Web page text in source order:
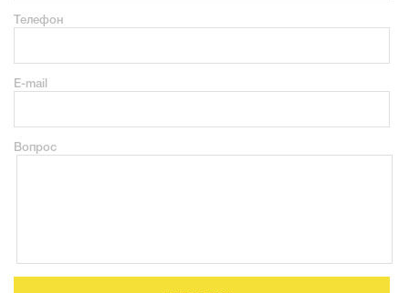
Телефон
E-mail
Вопрос